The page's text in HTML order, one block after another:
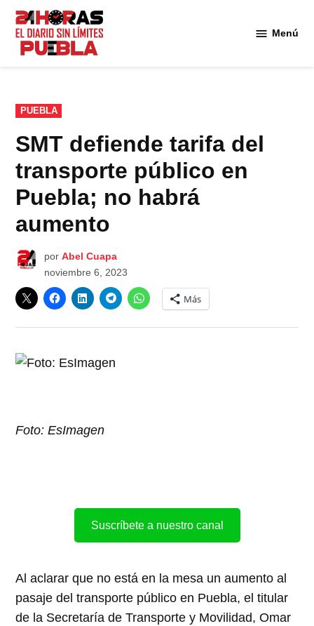
Saltar
contenido
Menú
PUBLICADO
EN
PUEBLA
SMT defiende tarifa del
transporte público en
Puebla; no habrá
aumento
por Abel Cuapa
noviembre 6, 2023
Más
Foto: EsImagen
Suscríbete a nuestro canal
Al aclarar que no está en la mesa un aumento al
pasaje del transporte público en Puebla, el titular
de la Secretaría de Transporte y Movilidad, Omar